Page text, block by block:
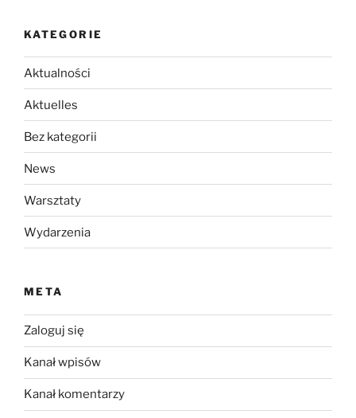
KATEGORIE
Aktualności
Aktuelles
Bez kategorii
News
Warsztaty
Wydarzenia
META
Zaloguj się
Kanał wpisów
Kanał komentarzy